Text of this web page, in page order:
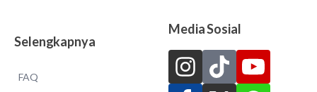
Selengkapnya
FAQ
Media Sosial